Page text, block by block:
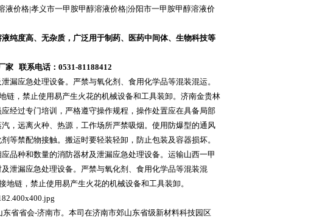
价格|孝义市一甲胺甲醇溶液价格|汾阳市一甲胺甲醇溶液价
纯度高、无杂质，广泛用于制药、医药中间体、生物科技等
家 联系电话：0531-81188412
漏应急处理设备。严禁与氧化剂、食用化学品等混装混运。
链，禁止使用易产生火花的机械设备和工具装卸。济南金贵林
经过专门培训，严格遵守操作规程，操作处置应在具备局部
，远离火种、热源，工作场所严禁吸烟。使用防爆型的通风
等禁配物接触。搬运时要轻装轻卸，防止包装及容器损坏。
品种和数量的消防器材及泄漏应急处理设备。运输山西一甲
泄漏应急处理设备。严禁与氧化剂、食用化学品等混装混
链，禁止使用易产生火花的机械设备和工具装卸。
省省会-济南市。本司在济南市郊山东省级新材料科技园区